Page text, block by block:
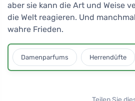
aber sie kann die Art und Weise
die Welt reagieren. Und
wahre Frieden.
Damenparfums Herrendüfte